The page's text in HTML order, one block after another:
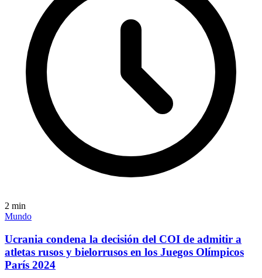
2 min
Mundo
Ucrania condena la decisión del COI de admitir a
atletas rusos y bielorrusos en los Juegos Olímpicos
París 2024